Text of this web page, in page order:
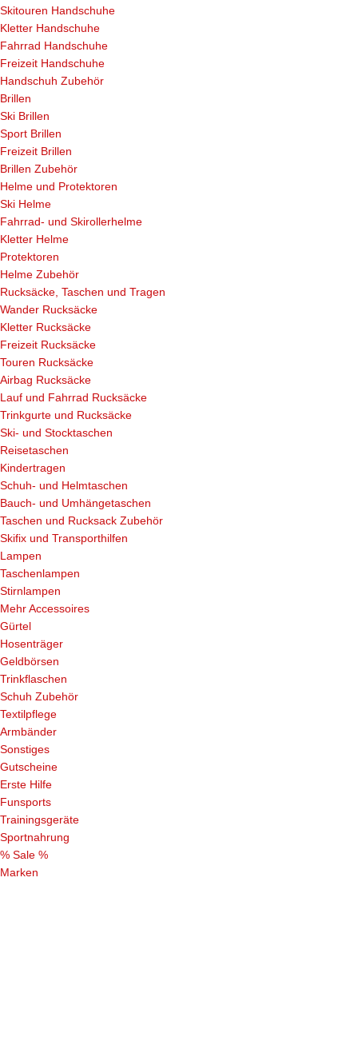
Skitouren Handschuhe
Kletter Handschuhe
Fahrrad Handschuhe
Freizeit Handschuhe
Handschuh Zubehör
Brillen
Ski Brillen
Sport Brillen
Freizeit Brillen
Brillen Zubehör
Helme und Protektoren
Ski Helme
Fahrrad- und Skirollerhelme
Kletter Helme
Protektoren
Helme Zubehör
Rucksäcke, Taschen und Tragen
Wander Rucksäcke
Kletter Rucksäcke
Freizeit Rucksäcke
Touren Rucksäcke
Airbag Rucksäcke
Lauf und Fahrrad Rucksäcke
Trinkgurte und Rucksäcke
Ski- und Stocktaschen
Reisetaschen
Kindertragen
Schuh- und Helmtaschen
Bauch- und Umhängetaschen
Taschen und Rucksack Zubehör
Skifix und Transporthilfen
Lampen
Taschenlampen
Stirnlampen
Mehr Accessoires
Gürtel
Hosenträger
Geldbörsen
Trinkflaschen
Schuh Zubehör
Textilpflege
Armbänder
Sonstiges
Gutscheine
Erste Hilfe
Funsports
Trainingsgeräte
Sportnahrung
% Sale %
Marken